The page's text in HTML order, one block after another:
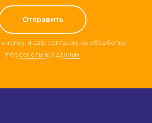
я даю согласие на обработку
персональных данных